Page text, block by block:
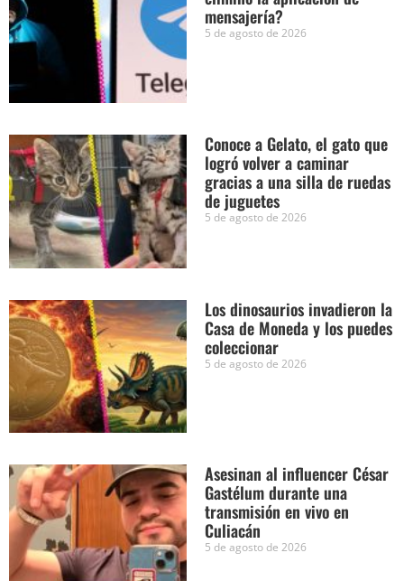
mensajería?
5 de agosto de 2026
Conoce a Gelato, el gato que
logró volver a caminar
gracias a una silla de ruedas
de juguetes
5 de agosto de 2026
Los dinosaurios invadieron la
Casa de Moneda y los puedes
coleccionar
5 de agosto de 2026
Asesinan al influencer César
Gastélum durante una
transmisión en vivo en
Culiacán
5 de agosto de 2026